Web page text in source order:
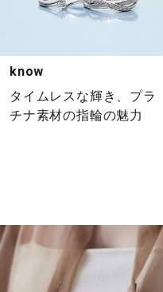
know
タイムレスな輝き、プラ
チナ素材の指輪の魅力